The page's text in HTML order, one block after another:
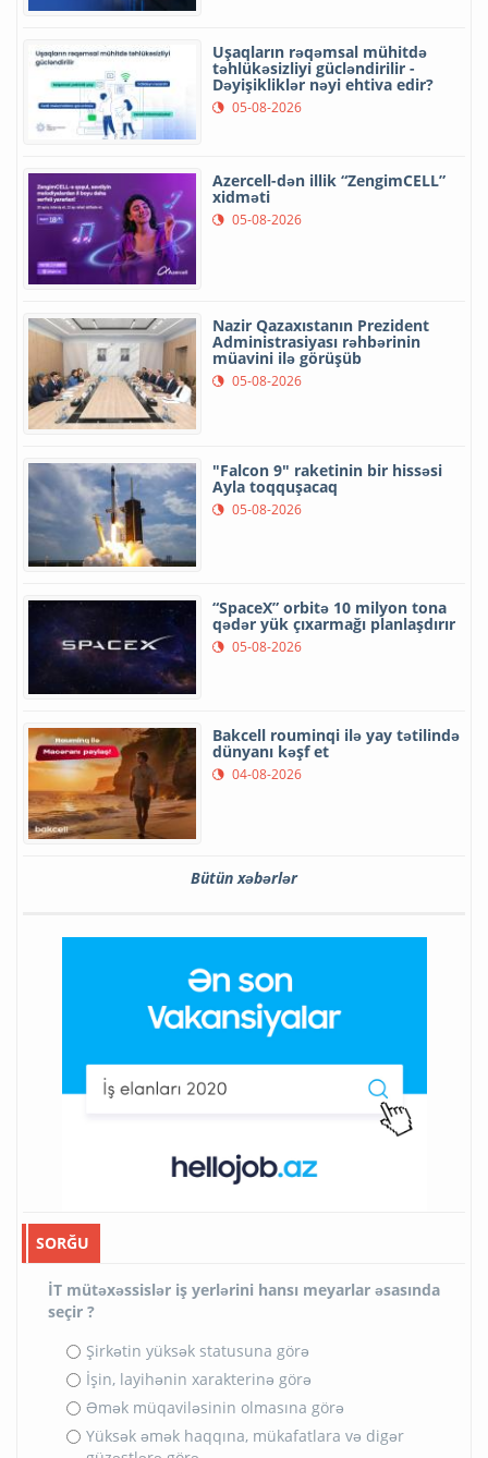
Uşaqların rəqəmsal mühitdə
təhlükəsizliyi gücləndirilir -
Dəyişikliklər nəyi ehtiva edir?
05-08-2026
Azercell-dən illik “ZengimCELL”
xidməti
05-08-2026
Nazir Qazaxıstanın Prezident
Administrasiyası rəhbərinin
müavini ilə görüşüb
05-08-2026
"Falcon 9" raketinin bir hissəsi
Ayla toqquşacaq
05-08-2026
“SpaceX” orbitə 10 milyon tona
qədər yük çıxarmağı planlaşdırır
05-08-2026
Bakcell rouminqi ilə yay tətilində
dünyanı kəşf et
04-08-2026
Bütün xəbərlər
SORĞU
İT mütəxəssislər iş yerlərini hansı meyarlar əsasında
seçir ?
Şirkətin yüksək statusuna görə
İşin, layihənin xarakterinə görə
Əmək müqaviləsinin olmasına görə
Yüksək əmək haqqına, mükafatlara və digər